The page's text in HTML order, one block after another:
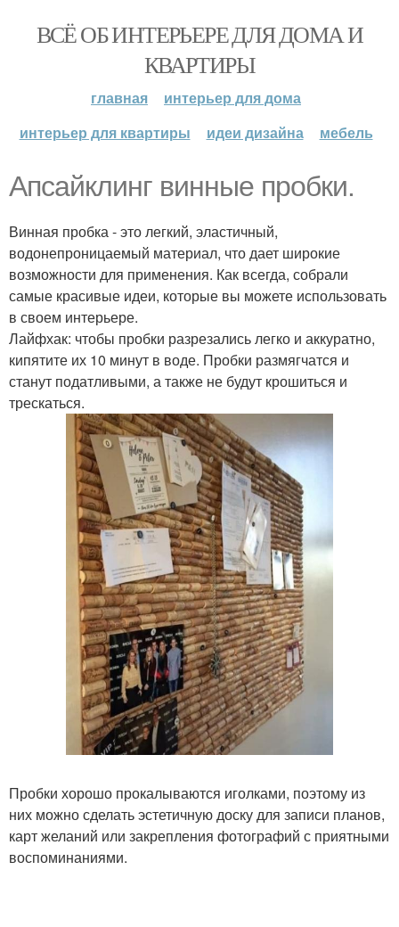
ВСЁ ОБ ИНТЕРЬЕРЕ ДЛЯ ДОМА И
КВАРТИРЫ
главная
интерьер для дома
интерьер для квартиры
идеи дизайна мебель
Апсайклинг винные пробки.
Винная пробка - это легкий, эластичный,
водонепроницаемый материал, что дает широкие
возможности для применения. Как всегда, собрали
самые красивые идеи, которые вы можете использовать
в своем интерьере.
Лайфхак: чтобы пробки разрезались легко и аккуратно,
кипятите их 10 минут в воде. Пробки размягчатся и
станут податливыми, а также не будут крошиться и
трескаться.
Пробки хорошо прокалываются иголками, поэтому из
них можно сделать эстетичную доску для записи планов,
карт желаний или закрепления фотографий с приятными
воспоминаниями.